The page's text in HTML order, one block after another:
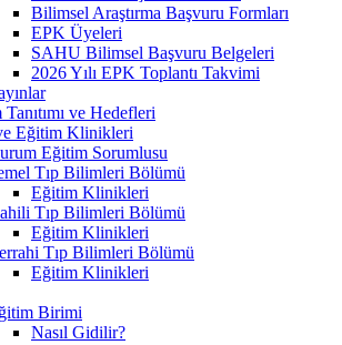
Bilimsel Araştırma Başvuru Formları
EPK Üyeleri
SAHU Bilimsel Başvuru Belgeleri
2026 Yılı EPK Toplantı Takvimi
ve Hedefleri
Eğitim Klinikleri
Eğitim Sorumlusu
Tıp Bilimleri Bölümü
Eğitim Klinikleri
Tıp Bilimleri Bölümü
Eğitim Klinikleri
Tıp Bilimleri Bölümü
Eğitim Klinikleri
Birimi
Nasıl Gidilir?